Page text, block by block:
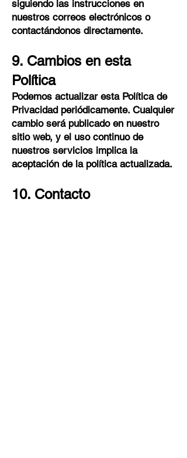
siguiendo las instrucciones en
nuestros correos electrónicos o
contactándonos directamente.
9. Cambios en esta
Política
Podemos actualizar esta Política de
Privacidad periódicamente. Cualquier
cambio será publicado en nuestro
sitio web, y el uso continuo de
nuestros servicios implica la
aceptación de la política actualizada.
10. Contacto